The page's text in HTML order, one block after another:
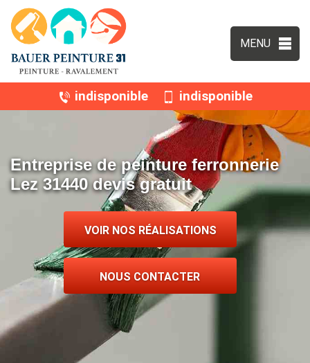
MENU
indisponible indisponible
Entreprise de peinture ferronnerie
Lez 31440 devis gratuit
VOIR NOS RÉALISATIONS
NOUS CONTACTER